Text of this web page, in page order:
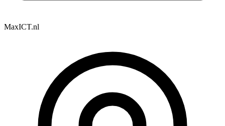
MaxICT.nl